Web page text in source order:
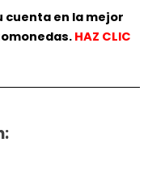
cuenta en la mejor
HAZ CLIC